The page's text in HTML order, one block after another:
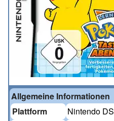
Allgemeine Informationen
Plattform
Nintendo DS